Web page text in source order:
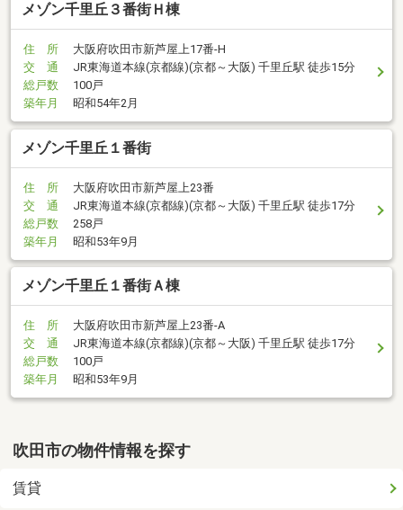
メゾン千里丘３番街Ｈ棟
住 所
大阪府吹田市新芦屋上17番-H
交 通
JR東海道本線(京都線)(京都～大阪) 千里丘駅 徒歩15分
総戸数
100戸
築年月
昭和54年2月
メゾン千里丘１番街
住 所
大阪府吹田市新芦屋上23番
交 通
JR東海道本線(京都線)(京都～大阪) 千里丘駅 徒歩17分
総戸数
258戸
築年月
昭和53年9月
メゾン千里丘１番街Ａ棟
住 所
大阪府吹田市新芦屋上23番-A
交 通
JR東海道本線(京都線)(京都～大阪) 千里丘駅 徒歩17分
総戸数
100戸
築年月
昭和53年9月
吹田市の物件情報を探す
賃貸